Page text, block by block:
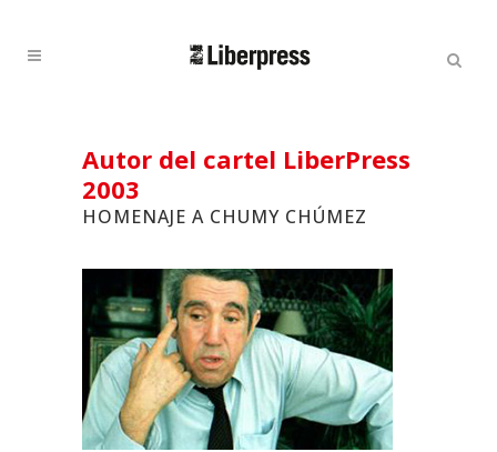
Cercar
Autor del cartel LiberPress
2003
HOMENAJE A CHUMY CHÚMEZ